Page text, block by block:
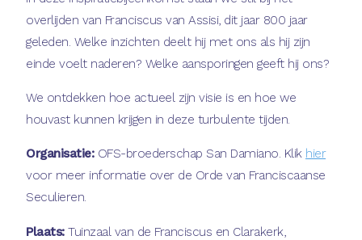
overlijden van Franciscus van Assisi, dit jaar 800 jaar
geleden. Welke inzichten deelt hij met ons als hij zijn
einde voelt naderen? Welke aansporingen geeft hij ons?
We ontdekken hoe actueel zijn visie is en hoe we
houvast kunnen krijgen in deze turbulente tijden.
Organisatie:OFS-broederschap San Damiano. Klik hier
voor meer informatie over de Orde van Franciscaanse
Seculieren.
Plaats:Tuinzaal van de Franciscus en Clarakerk,